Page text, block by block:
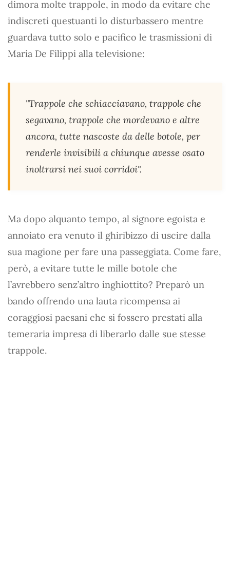
dimora molte trappole, in modo da evitare che
indiscreti questuanti lo disturbassero mentre
guardava tutto solo e pacifico le trasmissioni di
Maria De Filippi alla televisione:
"Trappole che schiacciavano, trappole che
segavano, trappole che mordevano e altre
ancora, tutte nascoste da delle botole, per
renderle invisibili a chiunque avesse osato
inoltrarsi nei suoi corridoi".
Ma dopo alquanto tempo, al signore egoista e
annoiato era venuto il ghiribizzo di uscire dalla
sua magione per fare una passeggiata. Come fare,
però, a evitare tutte le mille botole che
l’avrebbero senz’altro inghiottito? Preparò un
bando offrendo una lauta ricompensa ai
coraggiosi paesani che si fossero prestati alla
temeraria impresa di liberarlo dalle sue stesse
trappole.